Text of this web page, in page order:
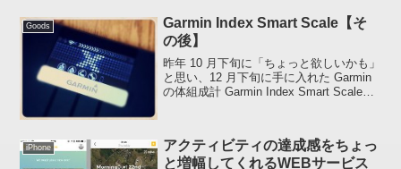
Goods
Garmin Index Smart Scale【そ
の後】
昨年 10 月下旬に「ちょっと欲しいかも」
と思い、12 月下旬に手に入れた Garmin
の体組成計 Garmin Index Smart Scale。
iPhone
アクティビティの達成感をちょっ
と増幅してくれるWEBサービス